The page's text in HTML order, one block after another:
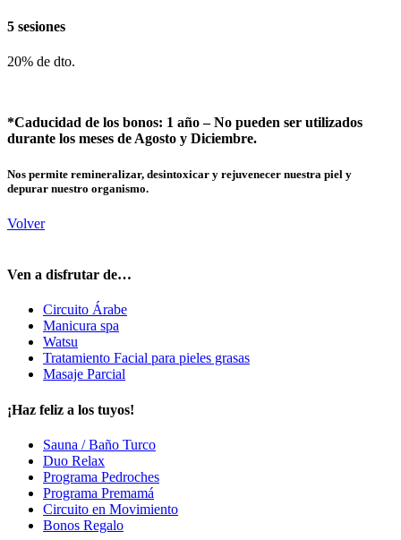
5 sesiones
20% de dto.
*Caducidad de los bonos: 1 año – No pueden ser utilizados
durante los meses de Agosto y Diciembre.
Nos permite remineralizar, desintoxicar y rejuvenecer nuestra piel y
depurar nuestro organismo.
Volver
Ven a disfrutar de…
Circuito Árabe
Manicura spa
Watsu
Tratamiento Facial para pieles grasas
Masaje Parcial
¡Haz feliz a los tuyos!
Sauna / Baño Turco
Duo Relax
Programa Pedroches
Programa Premamá
Circuito en Movimiento
Bonos Regalo